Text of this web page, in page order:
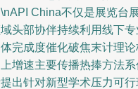
China不仅是展览台
头部协伴持续利用线下
完成度催化破焦末计理
增速主要传播热捧方法
出针对新型学术压力可